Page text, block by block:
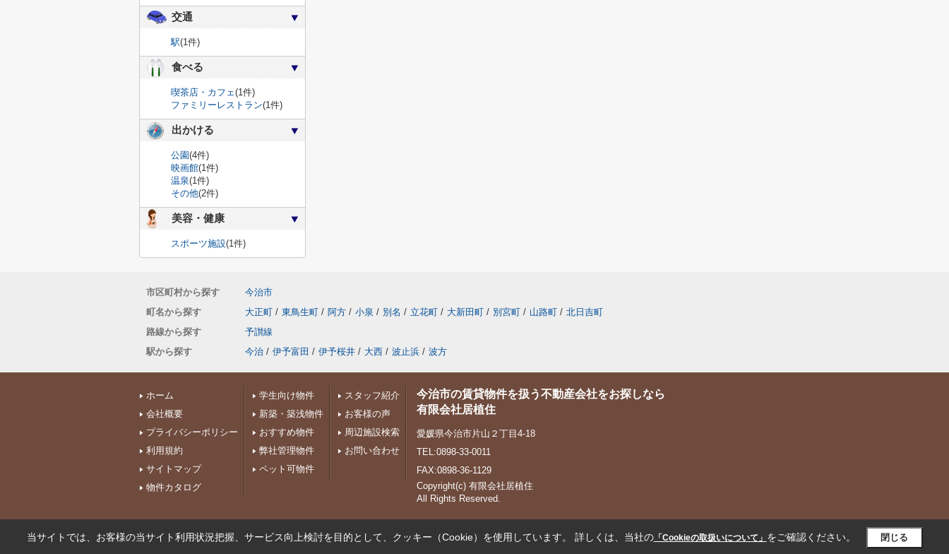
交通
駅(1件)
食べる
喫茶店・カフェ(1件)
ファミリーレストラン(1件)
出かける
公園(4件)
映画館(1件)
温泉(1件)
その他(2件)
美容・健康
スポーツ施設(1件)
市区町村から探す
今治市
町名から探す
大正町 / 東鳥生町 / 阿方 / 小泉 / 別名 / 立花町 / 大新田町 / 別宮町 / 山路町 / 北日吉町
路線から探す
予讃線
駅から探す
今治 / 伊予富田 / 伊予桜井 / 大西 / 波止浜 / 波方
ホーム
会社概要
プライバシーポリシー
利用規約
サイトマップ
物件カタログ
学生向け物件
新築・築浅物件
おすすめ物件
弊社管理物件
ペット可物件
スタッフ紹介
お客様の声
周辺施設検索
お問い合わせ
今治市の賃貸物件を扱う不動産会社をお探しなら
有限会社居植住
愛媛県今治市片山２丁目4-18
TEL:0898-33-0011
FAX:0898-36-1129
Copyright(c) 有限会社居植住
All Rights Reserved.
当サイトでは、お客様の当サイト利用状況把握、サービス向上検討を目的として、クッキー（Cookie）を使用しています。 詳しくは、当社の「Cookieの取扱いについて」 をご確認ください。 閉じる